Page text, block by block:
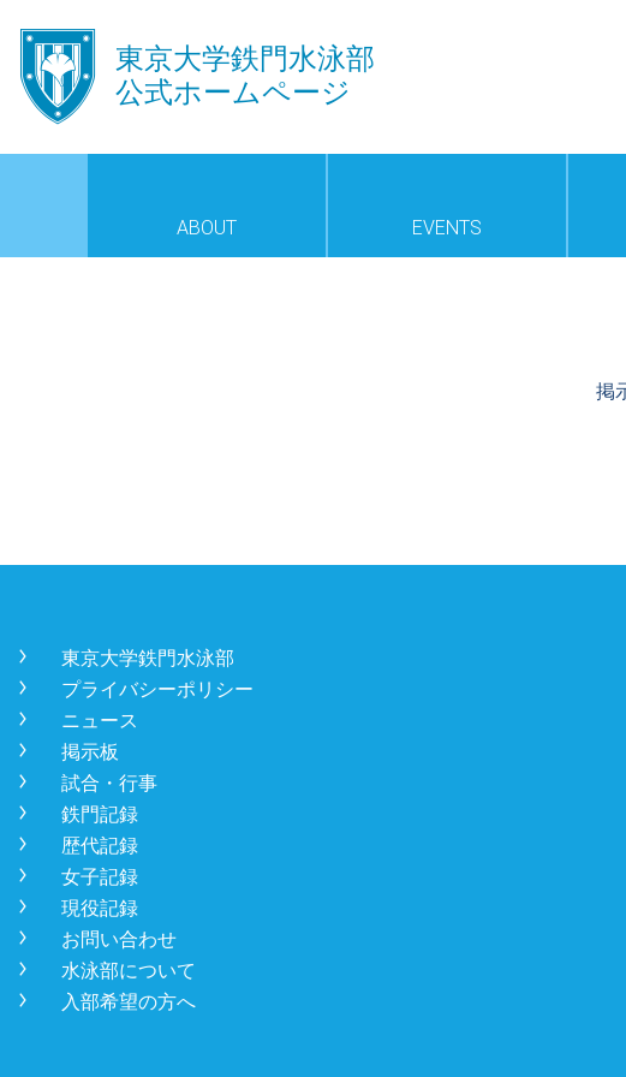
󿾱
東京大学鉄門水泳部
公式ホームページ
ABOUT EVENTS
掲
󿾡 東京大学鉄門水泳部
󿾡 プライバシーポリシー
󿾡 ニュース
󿾡 掲示板
󿾡 試合・行事
󿾡 鉄門記録
󿾡 歴代記録
󿾡 女子記録
󿾡 現役記録
󿾡 お問い合わせ
󿾡 水泳部について
󿾡 入部希望の方へ